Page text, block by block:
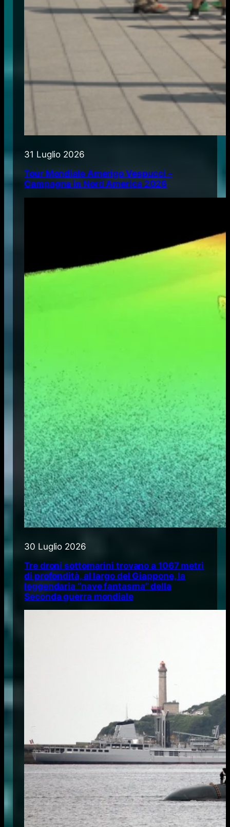
31 Luglio 2026
Tour Mondiale Amerigo Vespucci –
Campagna in Nord America 2026
30 Luglio 2026
Tre droni sottomarini trovano a 1067 metri
di profondità, al largo del Giappone, la
leggendaria “nave fantasma” della
Seconda guerra mondiale